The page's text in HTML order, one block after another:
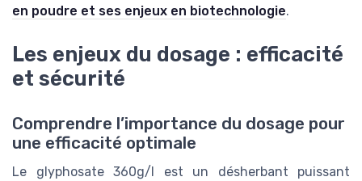
en poudre et ses enjeux en biotechnologie.
Les enjeux du dosage : efficacité
et sécurité
Comprendre l’importance du dosage pour
une efficacité optimale
Le glyphosate 360g/l est un désherbant puissant